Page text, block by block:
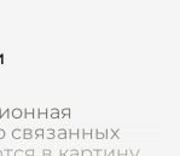
связанных